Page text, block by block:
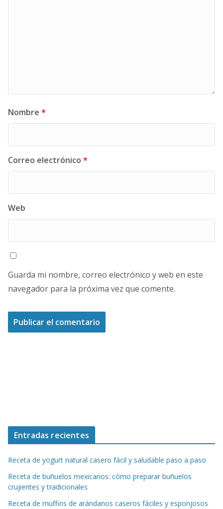
Nombre *
Correo electrónico *
Web
Guarda mi nombre, correo electrónico y web en este
navegador para la próxima vez que comente.
Entradas recientes
Receta de yogurt natural casero fácil y saludable paso a paso
Receta de buñuelos mexicanos: cómo preparar buñuelos
crujientes y tradicionales
Receta de muffins de arándanos caseros fáciles y esponjosos